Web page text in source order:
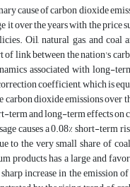
cause of carbon dioxide
it over the years with the
Oil, natural gas, and
link between the nation's
associated with long-
coefficient, which is
carbon dioxide emissions
term and long-term effects
causes a 0.08% short-
to the very small share of
products has a large and
increase in the